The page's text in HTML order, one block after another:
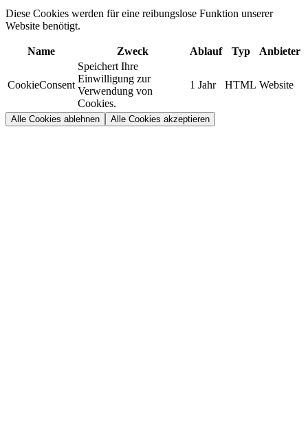
Diese Cookies werden für eine reibungslose Funktion unserer
Website benötigt.
Name Zweck Ablauf Typ Anbieter
CookieConsent
Speichert Ihre
Einwilligung zur
Verwendung von
Cookies.
1 Jahr HTML Website
Alle Cookies ablehnen Alle Cookies akzeptieren